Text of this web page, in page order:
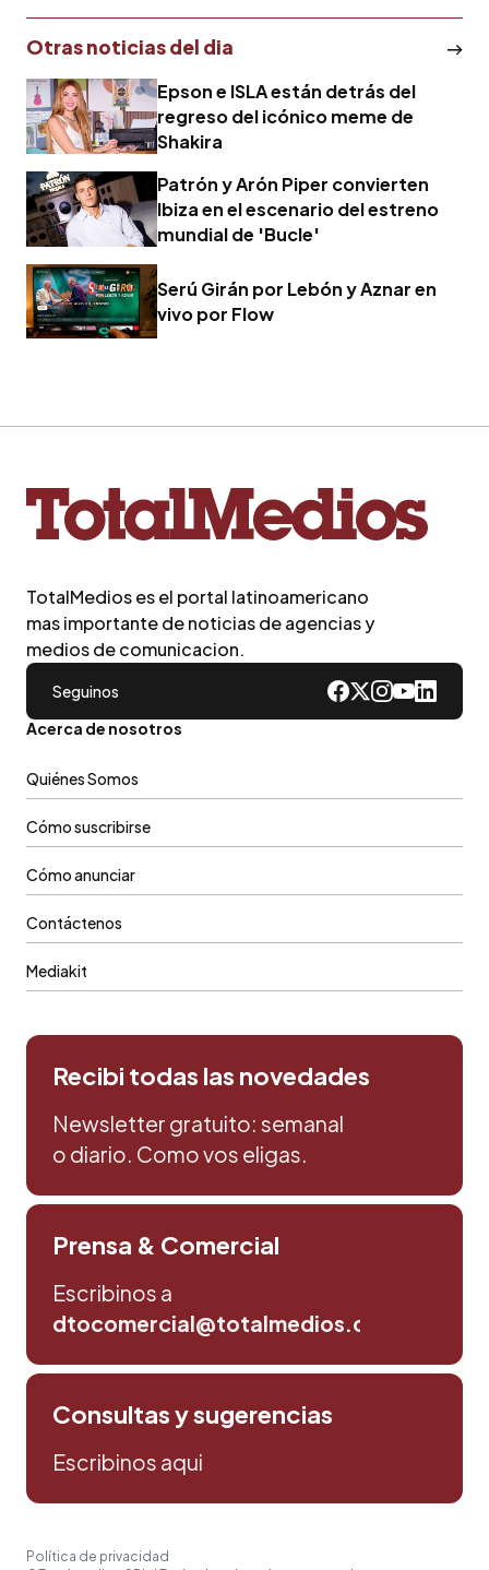
Otras noticias del dia
Epson e ISLA están detrás del
regreso del icónico meme de
Shakira
Patrón y Arón Piper convierten
Ibiza en el escenario del estreno
mundial de 'Bucle'
Serú Girán por Lebón y Aznar en
vivo por Flow
TotalMedios es el portal latinoamericano
mas importante de noticias de agencias y
medios de comunicacion.
Seguinos
Acerca de nosotros
Quiénes Somos
Cómo suscribirse
Cómo anunciar
Contáctenos
Mediakit
Recibi todas las novedades
Newsletter gratuito: semanal
o diario. Como vos eligas.
Prensa & Comercial
Escribinos a
dtocomercial@totalmedios.com
Consultas y sugerencias
Escribinos aqui
Política de privacidad